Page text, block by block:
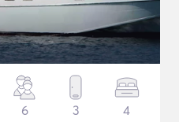
6 3 4